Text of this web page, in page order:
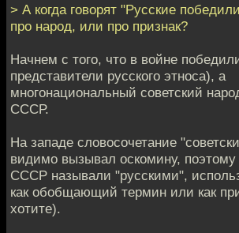
> А когда говорят "Русские
про народ, или про признак?
Начнем с того, что в войне
представители русского этноса), а
многонациональный советский
СССР.
На западе словосочетание
видимо вызывал оскомину, поэтому
СССР называли "русскими",
как обобщающий термин или как
хотите).